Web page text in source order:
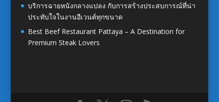
บริการฉายหนังกลางแปลง กับการสร้างประสบการณ์ที่น่า
ประทับใจในงานอีเวนต์ทุกขนาด
Best Beef Restaurant Pattaya – A Destination for
Premium Steak Lovers